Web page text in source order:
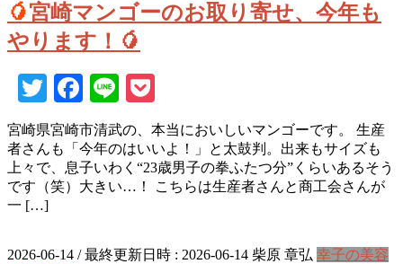
🥭宮崎マンゴーのお取り寄せ、今年も
やります！🥭
TwitterFacebook
Line
宮崎県宮崎市清武の、本当においしいマンゴーです。 生産
者さんも「今年のはいいよ！」と太鼓判。出来もサイズも
上々で、息子いわく“23歳男子の拳ふたつ分”くらいあるそう
です（笑）大きい…！ こちらは生産者さんと商工会さんが
一 […]
2026-06-14 / 最終更新日時 : 2026-06-14 柴原 章弘 幸子の美容